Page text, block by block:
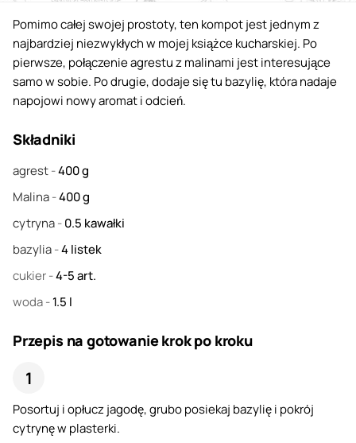
Pomimo całej swojej prostoty, ten kompot jest jednym z
najbardziej niezwykłych w mojej książce kucharskiej. Po
pierwsze, połączenie agrestu z malinami jest interesujące
samo w sobie. Po drugie, dodaje się tu bazylię, która nadaje
napojowi nowy aromat i odcień.
Składniki
agrest-400g
Malina-400g
cytryna-0.5 kawałki
bazylia-4listek
cukier-4-5art.
woda-1.5 l
Przepis na gotowanie krok po kroku
Posortuj i opłucz jagodę, grubo posiekaj bazylię i pokrój
cytrynę w plasterki.